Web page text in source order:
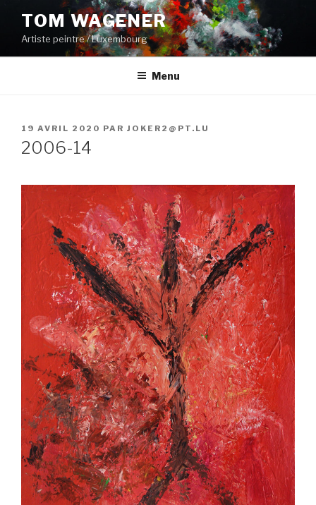
contenu
principal
TOM WAGENER
Artiste peintre / Luxembourg
Menu
PUBLIÉ
LE
19 AVRIL 2020 PAR JOKER2@PT.LU
2006-14